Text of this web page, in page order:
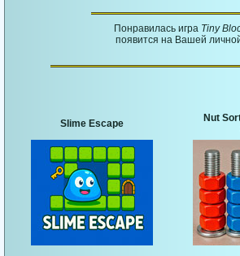
Понравилась игра Tiny
появится на Вашей
Slime Escape
Nut